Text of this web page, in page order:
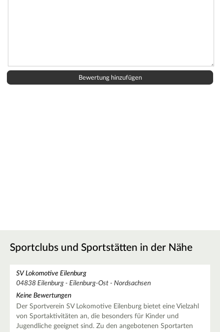
Sportclubs und Sportstätten in der Nähe
SV Lokomotive Eilenburg
04838 Eilenburg - Eilenburg-Ost - Nordsachsen
Keine Bewertungen
Der Sportverein SV Lokomotive Eilenburg bietet eine Vielzahl
von Sportaktivitäten an, die besonders für Kinder und
Jugendliche geeignet sind. Zu den angebotenen Sportarten